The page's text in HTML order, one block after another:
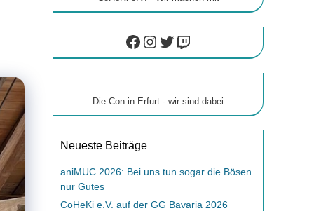
Facebook
Instagram
Twitter
Twitch
Die Con in Erfurt - wir sind dabei
Neueste Beiträge
aniMUC 2026: Bei uns tun sogar die Bösen
nur Gutes
CoHeKi e.V. auf der GG Bavaria 2026